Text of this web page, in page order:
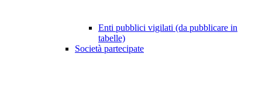
Enti pubblici vigilati (da pubblicare in
tabelle)
Società partecipate